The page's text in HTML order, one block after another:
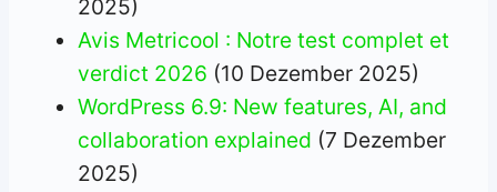
2025)
Avis Metricool : Notre test complet et
verdict 2026 (10 Dezember 2025)
WordPress 6.9: New features, AI, and
collaboration explained (7 Dezember
2025)